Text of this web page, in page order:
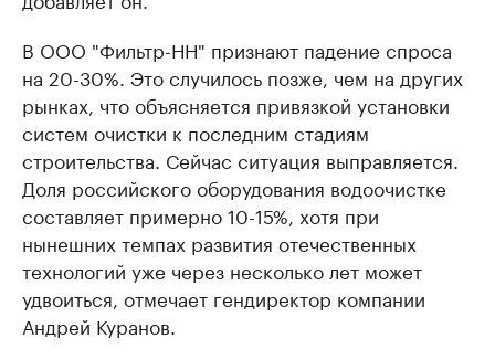
В ООО "Фильтр-НН" признают падение спроса
на 20-30%. Это случилось позже, чем на других
рынках, что объясняется привязкой установки
систем очистки к последним стадиям
строительства. Сейчас ситуация выправляется.
Доля российского оборудования водоочистке
составляет примерно 10-15%, хотя при
нынешних темпах развития отечественных
технологий уже через несколько лет может
удвоиться, отмечает гендиректор компании
Андрей Куранов.